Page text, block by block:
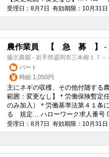
受理日：8月7日 有効期限：10月31日
農作業員 【 急 募 】 -
藤沢農園 - 岩手県盛岡市三本柳１７－
パート
時給 1,050円
主にネギの収穫、その他付随する
範囲：変更なし】＊労働保険暫定
のみ加入）＊労働基準法第４１条
る 規定... ハローワーク求人番号
受理日：8月7日 有効期限：10月31日